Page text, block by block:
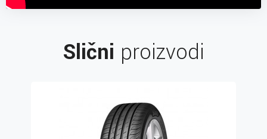
Slični proizvodi